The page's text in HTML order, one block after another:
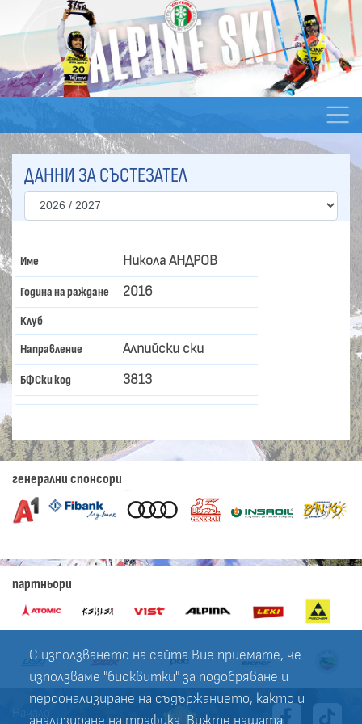
С използването на сайта Вие приемате, че
използваме "бисквитки" за подобряване и
персонализиране на съдържанието, както и
анализиране на трафика. Вижте нашата
ДАННИ ЗА СЪСТЕЗАТЕЛ
Име Никола АНДРОВ
Година на раждане 2016
Клуб
Направление Алпийски ски
БФСки код 3813
генерални спонсори
партньори